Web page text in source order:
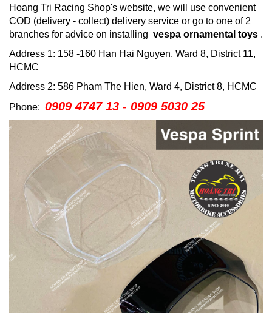
Hoang Tri Racing Shop's website, we will use convenient
COD (delivery - collect) delivery service or go to one of 2
branches for advice on installing vespa ornamental toys .
Address 1: 158 -160 Han Hai Nguyen, Ward 8, District 11,
HCMC
Address 2: 586 Pham The Hien, Ward 4, District 8, HCMC
Phone: 0909 4747 13 - 0909 5030 25